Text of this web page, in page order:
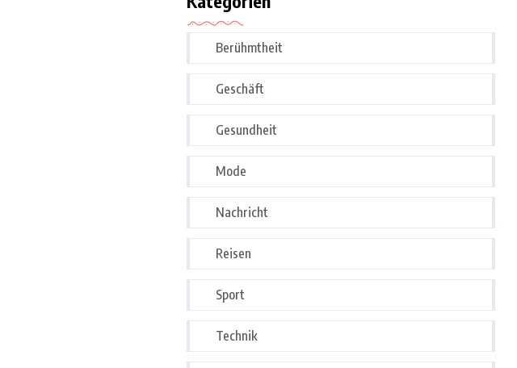
Berühmtheit
Geschäft
Gesundheit
Mode
Nachricht
Reisen
Sport
Technik